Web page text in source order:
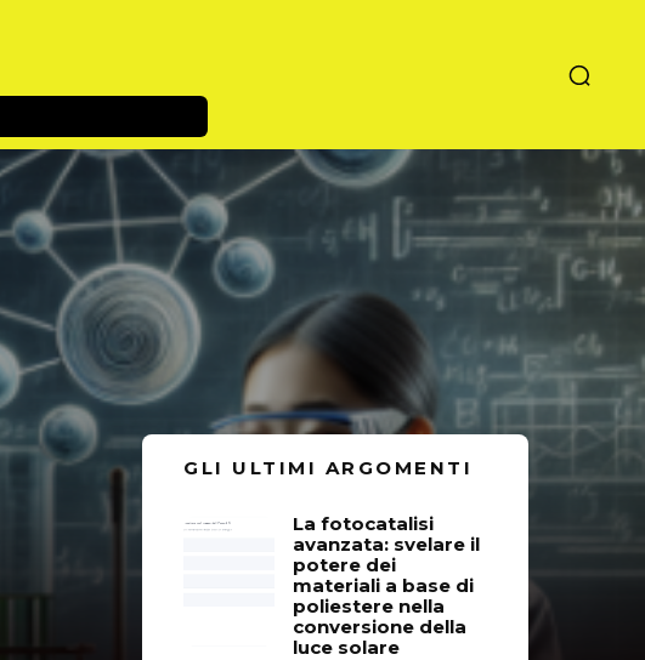
GLI ULTIMI ARGOMENTI
La fotocatalisi
avanzata: svelare il
potere dei
materiali a base di
poliestere nella
conversione della
luce solare